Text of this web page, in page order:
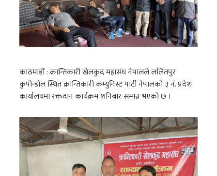
काठमाडौं : क्रान्तिकारी खेलकुद महासंघ नेपालले ललितपुर
कुपोन्डोल स्थित क्रान्तिकारी कम्युनिस्ट पार्टी नेपालको ३ नं. प्रदेश
कार्यालयमा रक्तदान कार्यक्रम शनिबार सम्पन्न भएकाे छ ।